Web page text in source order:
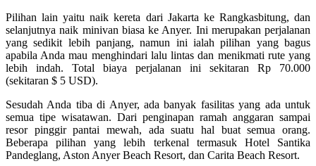
Pilihan lain yaitu naik kereta dari Jakarta ke Rangkasbitung, dan
selanjutnya naik minivan biasa ke Anyer. Ini merupakan perjalanan
yang sedikit lebih panjang, namun ini ialah pilihan yang bagus
apabila Anda mau menghindari lalu lintas dan menikmati rute yang
lebih indah. Total biaya perjalanan ini sekitaran Rp 70.000
(sekitaran $ 5 USD).
Sesudah Anda tiba di Anyer, ada banyak fasilitas yang ada untuk
semua tipe wisatawan. Dari penginapan ramah anggaran sampai
resor pinggir pantai mewah, ada suatu hal buat semua orang.
Beberapa pilihan yang lebih terkenal termasuk Hotel Santika
Pandeglang, Aston Anyer Beach Resort, dan Carita Beach Resort.